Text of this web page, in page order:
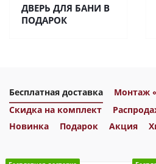
ДВЕРЬ ДЛЯ БАНИ В
ПОДАРОК
Бесплатная доставка
Монтаж
Скидка на комплект
Новинка
Подарок Акция